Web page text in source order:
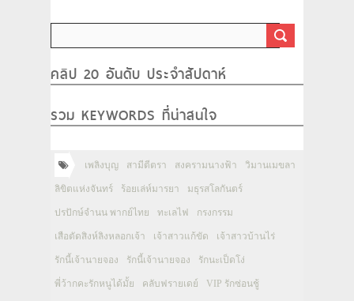
คลิป 20 อันดับ ประจำสัปดาห์
รวม KEYWORDS ที่น่าสนใจ
เพลิงบุญ สามีตีตรา สงครามนางฟ้า วิมานเมขลา
ลิขิตแห่งจันทร์ ร้อยเล่ห์มารยา มธุรสโลกันตร์
ปรปักษ์จำนน พากย์ไทย ทะเลไฟ กรงกรรม
เสือตัดสิงห์ลิงหลอกเจ้า เจ้าสาวแก้ขัด เจ้าสาวบ้านไร่
รักนี้เจ้านายจอง รักนี้เจ้านายจอง รักนะเป็ดโง่
พี่ว้ากคะรักหนูได้มั้ย คลับฟรายเดย์ VIP รักซ่อนชู้